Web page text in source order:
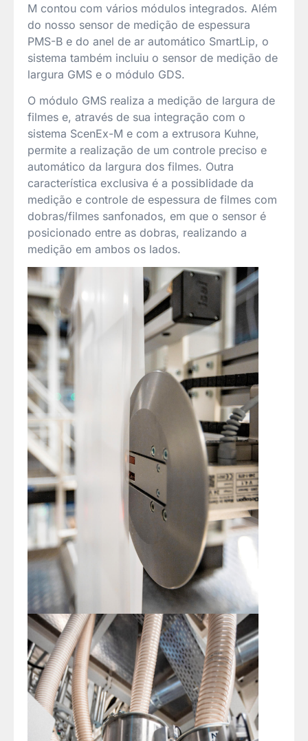
M contou com vários módulos integrados. Além
do nosso sensor de medição de espessura
PMS-B e do anel de ar automático SmartLip, o
sistema também incluiu o sensor de medição de
largura GMS e o módulo GDS.
O módulo GMS realiza a medição de largura de
filmes e, através de sua integração com o
sistema ScenEx-M e com a extrusora Kuhne,
permite a realização de um controle preciso e
automático da largura dos filmes. Outra
característica exclusiva é a possiblidade da
medição e controle de espessura de filmes com
dobras/filmes sanfonados, em que o sensor é
posicionado entre as dobras, realizando a
medição em ambos os lados.